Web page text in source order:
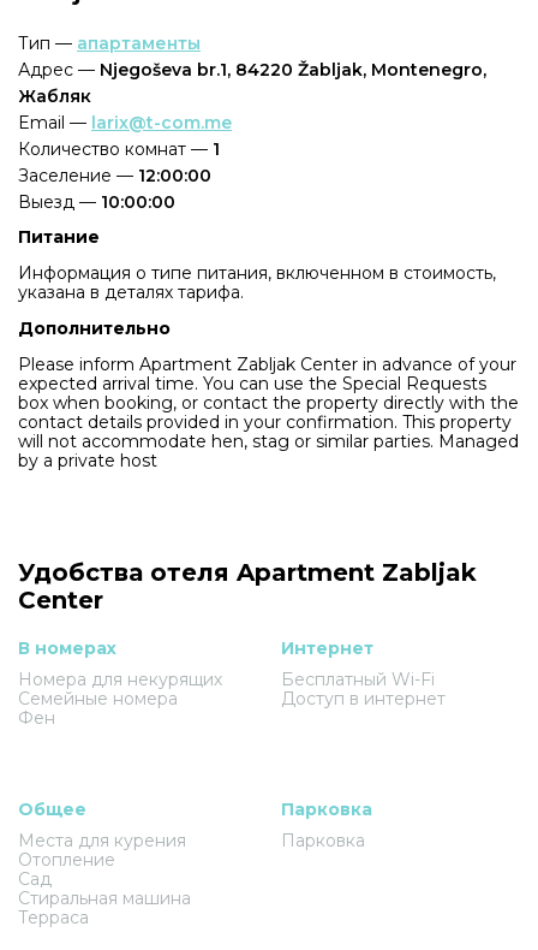
Тип — апартаменты
Адрес — Njegoševa br.1, 84220 Žabljak, Montenegro,
Жабляк
Email — larix@t-com.me
Количество комнат — 1
Заселение — 12:00:00
Выезд — 10:00:00
Питание
Информация о типе питания, включенном в стоимость,
указана в деталях тарифа.
Дополнительно
Please inform Apartment Zabljak Center in advance of your
expected arrival time. You can use the Special Requests
box when booking, or contact the property directly with the
contact details provided in your confirmation. This property
will not accommodate hen, stag or similar parties. Managed
by a private host
Удобства отеля Apartment Zabljak
Center
В номерах
Номера для некурящих
Семейные номера
Фен
Интернет
Бесплатный Wi-Fi
Доступ в интернет
Общее
Места для курения
Отопление
Сад
Стиральная машина
Терраса
Парковка
Парковка